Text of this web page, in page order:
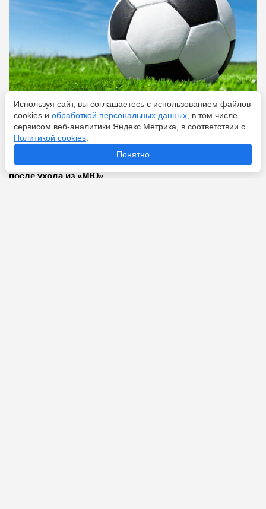
Перейти 6 августа 2026
«Фиорентина» вышла на свободного агента Санчо
после ухода из «МЮ»
Используя сайт, вы соглашаетесь с использованием файлов
cookies и обработкой персональных данных , в том числе
сервисом веб-аналитики Яндекс.Метрика, в соответствии с
Политикой cookies
Понятно